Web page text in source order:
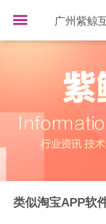
广州紫鲸
类似淘宝APP软